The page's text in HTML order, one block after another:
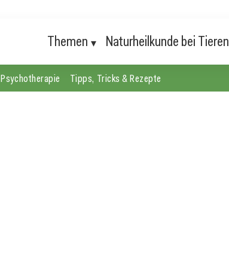
Themen Naturheilkunde bei Tieren
Psychotherapie Tipps, Tricks & Rezepte